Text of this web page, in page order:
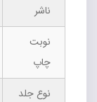
ناشر
نوبت
چاپ
نوع جلد